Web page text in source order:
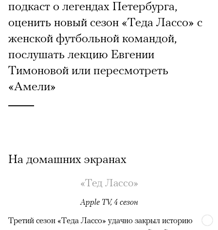
подкаст о легендах Петербурга,
оценить новый сезон «Теда Лассо» с
женской футбольной командой,
послушать лекцию Евгении
Тимоновой или пересмотреть
«Амели»
На домашних экранах
«Тед Лассо»
Apple TV, 4 сезон
Третий сезон «Теда Лассо» удачно закрыл историю